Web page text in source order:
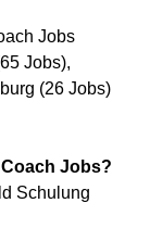
Jobs
Jobs),
(26 Jobs)
Jobs?
Schulung